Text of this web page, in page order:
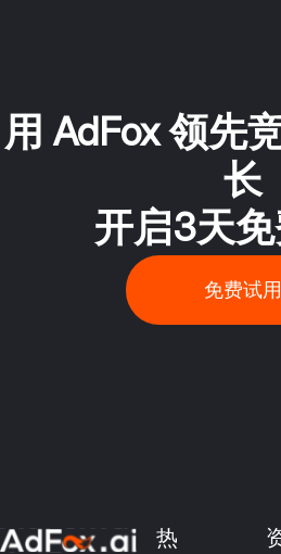
用 AdFox 领先
长
开启3天
免费试用
热